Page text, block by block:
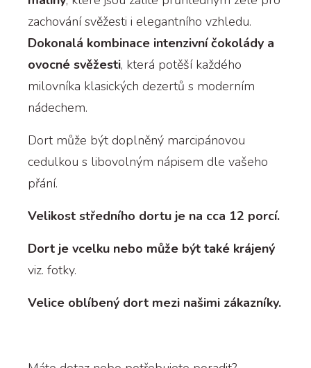
zachování svěžesti i elegantního vzhledu.
Dokonalá kombinace intenzivní čokolády a
ovocné svěžesti, která potěší každého
milovníka klasických dezertů s moderním
nádechem.
Dort může být doplněný marcipánovou
cedulkou s libovolným nápisem dle vašeho
přání.
Velikost středního dortu je na cca 12 porcí.
Dort je vcelku nebo může být také krájený
viz. fotky.
Velice oblíbený dort mezi našimi zákazníky.